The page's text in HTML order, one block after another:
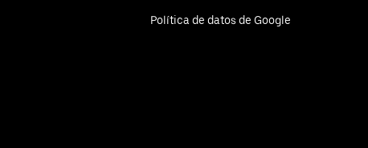
Política de datos de Google